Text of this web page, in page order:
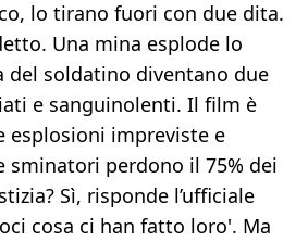
lo tirano fuori con due dita.
Una mina esplode lo
del soldatino diventano due
e sanguinolenti. Il film è
esplosioni impreviste e
sminatori perdono il 75% dei
Sì, risponde l’ufficiale
cosa ci han fatto loro'. Ma